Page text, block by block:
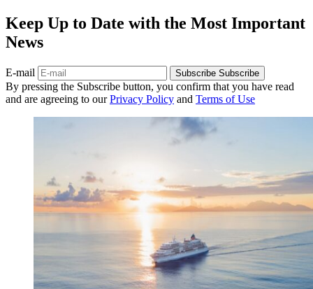
Keep Up to Date with the Most Important
News
E-mail Subscribe Subscribe
By pressing the Subscribe button, you confirm that you have read
and are agreeing to ourPrivacy Policy and Terms of Use